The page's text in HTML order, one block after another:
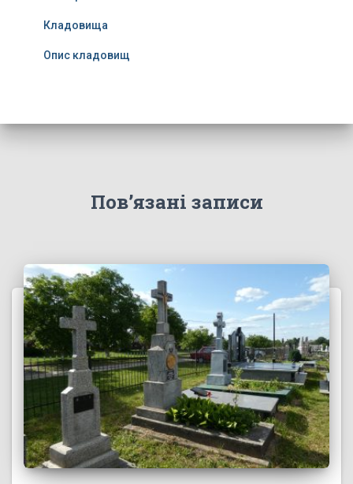
Кладовища
Опис кладовищ
Пов’язані записи